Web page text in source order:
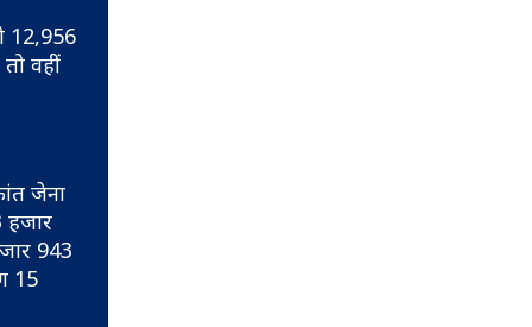
12,956
वहीं
जेना
हजार
943
15